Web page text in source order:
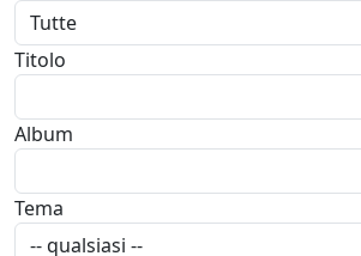
Titolo
Album
Tema